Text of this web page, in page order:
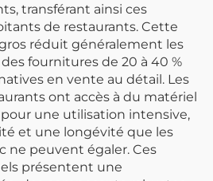
transférant ainsi ces
de restaurants. Cette
réduit généralement les
fournitures de 20 à 40 %
en vente au détail. Les
ont accès à du matériel
une utilisation intensive,
et une longévité que les
ne peuvent égaler. Ces
présentent une